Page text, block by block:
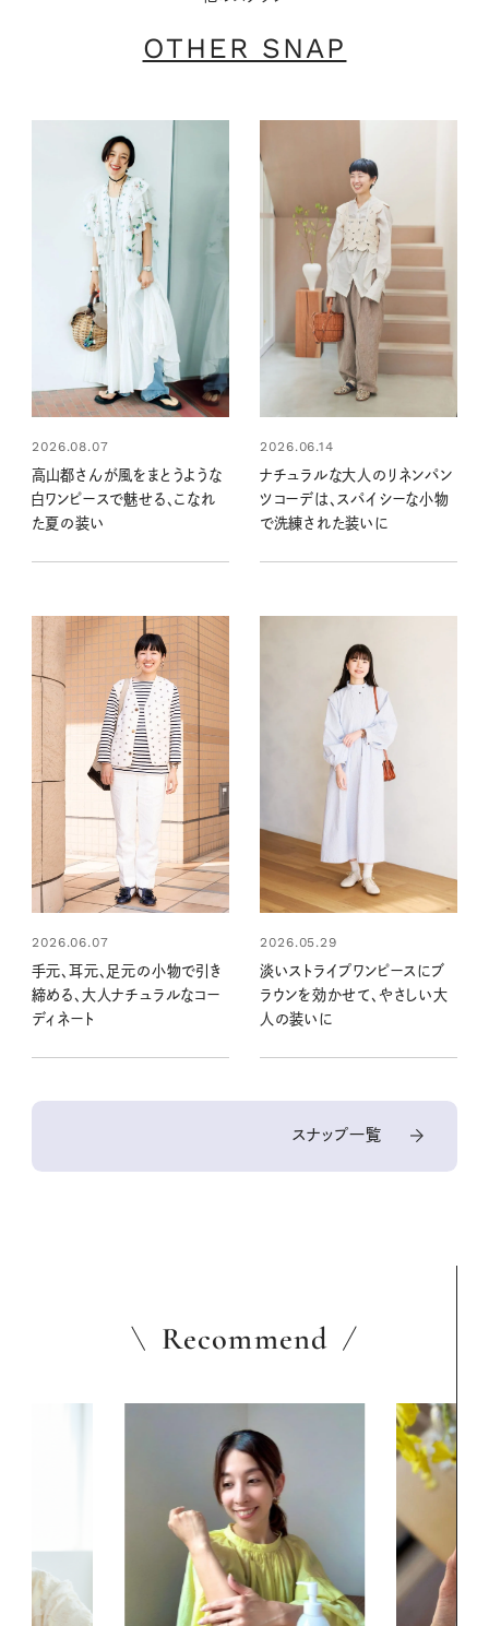
OTHER SNAP
2026.08.07
高山都さんが風をまとうような
白ワンピースで魅せる、こなれ
た夏の装い
2026.06.14
ナチュラルな大人のリネンパン
ツコーデは、スパイシーな小物
で洗練された装いに
2026.06.07
手元、耳元、足元の小物で引き
締める、大人ナチュラルなコー
ディネート
2026.05.29
淡いストライプワンピースにブ
ラウンを効かせて、やさしい大
人の装いに
スナップ一覧
Recommend